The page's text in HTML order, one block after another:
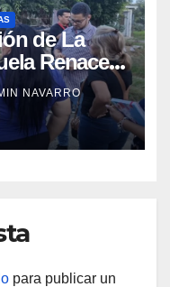
de La
Renace
integral
El Niño y
NAVARRO
para publicar un